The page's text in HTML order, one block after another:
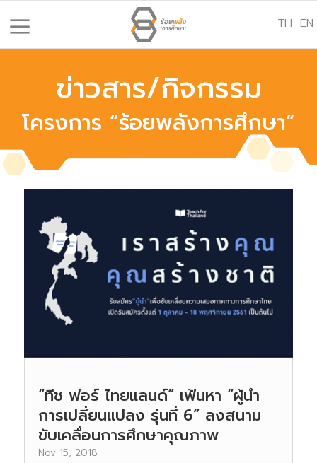
TH EN
i
n
ข่าวสาร/กิจกรรม
โครงการ “ร้อยพลังการศึกษา”
“ทีช ฟอร์ ไทยแลนด์” เฟ้นหา “ผู้นำ
การเปลี่ยนแปลง รุ่นที่ 6” ลงสนาม
ขับเคลื่อนการศึกษาคุณภาพ
Nov 15, 2018